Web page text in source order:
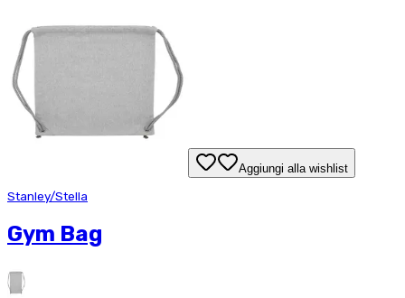
Aggiungi alla wishlist
Stanley/Stella
Gym Bag